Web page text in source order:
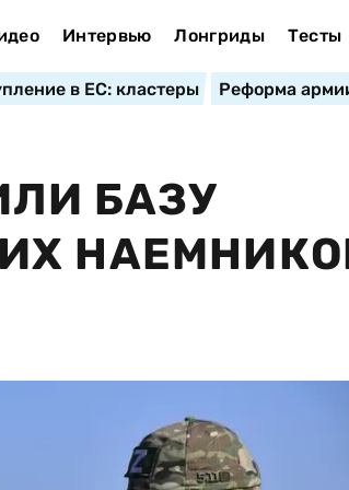
Интервью Лонгриды Тесты
в ЕС: кластеры Реформа
БАЗУ